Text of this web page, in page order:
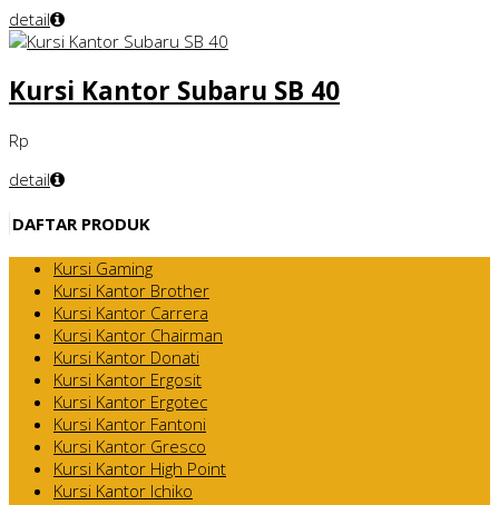
detail
Kursi Kantor Subaru SB 40
Rp
detail
DAFTAR PRODUK
Kursi Gaming
Kursi Kantor Brother
Kursi Kantor Carrera
Kursi Kantor Chairman
Kursi Kantor Donati
Kursi Kantor Ergosit
Kursi Kantor Ergotec
Kursi Kantor Fantoni
Kursi Kantor Gresco
Kursi Kantor High Point
Kursi Kantor Ichiko